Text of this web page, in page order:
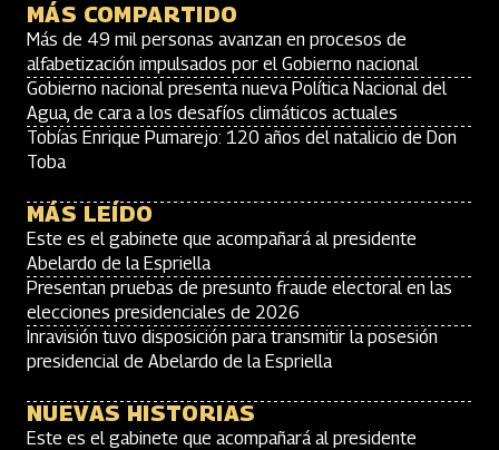
MÁS COMPARTIDO
Más de 49 mil personas avanzan en procesos de
alfabetización impulsados por el Gobierno nacional
Gobierno nacional presenta nueva Política Nacional del
Agua, de cara a los desafíos climáticos actuales
Tobías Enrique Pumarejo: 120 años del natalicio de Don
Toba
MÁS LEÍDO
Este es el gabinete que acompañará al presidente
Abelardo de la Espriella
Presentan pruebas de presunto fraude electoral en las
elecciones presidenciales de 2026
Inravisión tuvo disposición para transmitir la posesión
presidencial de Abelardo de la Espriella
NUEVAS HISTORIAS
Este es el gabinete que acompañará al presidente